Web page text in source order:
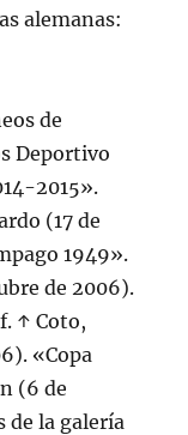
alemanas:
de
Deportivo
2015».
(17 de
1949».
de 2006).
↑ Coto,
«Copa
(6 de
de la galería